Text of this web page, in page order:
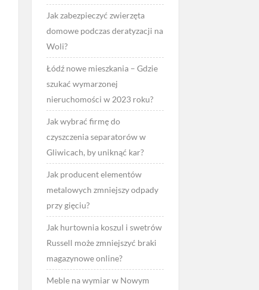
Jak zabezpieczyć zwierzęta
domowe podczas deratyzacji na
Woli?
Łódź nowe mieszkania – Gdzie
szukać wymarzonej
nieruchomości w 2023 roku?
Jak wybrać firmę do
czyszczenia separatorów w
Gliwicach, by uniknąć kar?
Jak producent elementów
metalowych zmniejszy odpady
przy gięciu?
Jak hurtownia koszul i swetrów
Russell może zmniejszyć braki
magazynowe online?
Meble na wymiar w Nowym